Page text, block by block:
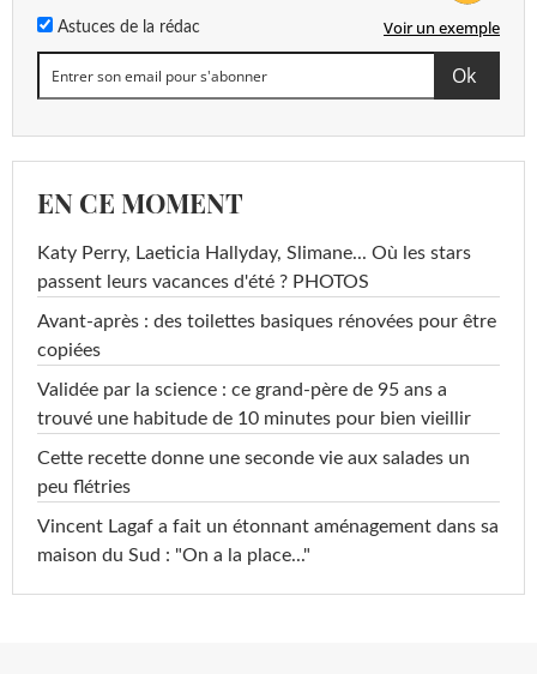
Astuces de la rédac Voir un exemple
EN CE MOMENT
Katy Perry, Laeticia Hallyday, Slimane... Où les stars
passent leurs vacances d'été ? PHOTOS
Avant-après : des toilettes basiques rénovées pour être
copiées
Validée par la science : ce grand-père de 95 ans a
trouvé une habitude de 10 minutes pour bien vieillir
Cette recette donne une seconde vie aux salades un
peu flétries
Vincent Lagaf a fait un étonnant aménagement dans sa
maison du Sud : "On a la place..."